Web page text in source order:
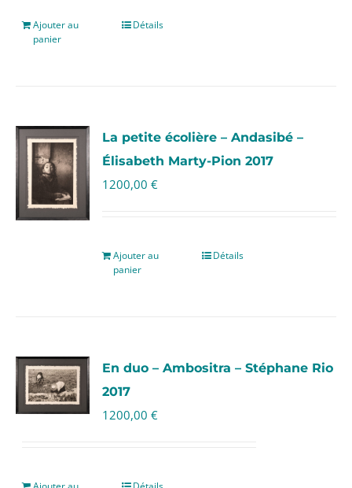
Ajouter au
panier
Détails
La petite écolière – Andasibé –
Élisabeth Marty-Pion 2017
1200,00€
Ajouter au
panier
Détails
En duo – Ambositra – Stéphane Rio
2017
1200,00€